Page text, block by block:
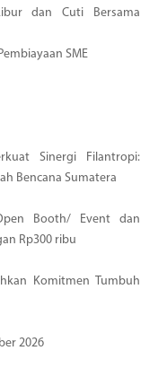
dan Cuti Bersama
SME
Sinergi Filantropi:
Bencana Sumatera
Booth/ Event dan
Rp300 ribu
Komitmen Tumbuh
2026